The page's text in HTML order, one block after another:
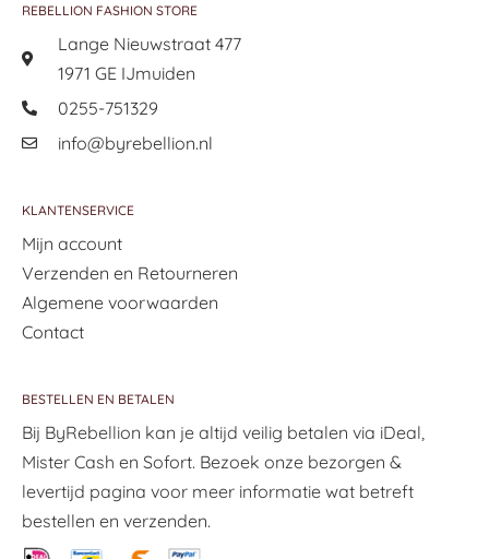
REBELLION FASHION STORE
Lange Nieuwstraat 477
1971 GE IJmuiden
0255-751329
info@byrebellion.nl
KLANTENSERVICE
Mijn account
Verzenden en Retourneren
Algemene voorwaarden
Contact
BESTELLEN EN BETALEN
Bij ByRebellion kan je altijd veilig betalen via iDeal,
Mister Cash en Sofort. Bezoek onze bezorgen &
levertijd pagina voor meer informatie wat betreft
bestellen en verzenden.